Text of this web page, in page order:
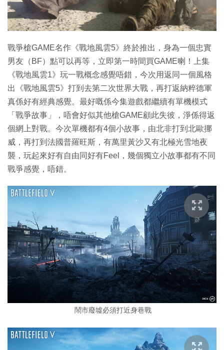
戰爭槍GAME名作《戰地風雲5》終於推出，身為一個忠實
男友（BF）點可以再等，立即第一時間買GAME喇！上集
《戰地風雲1》玩一戰概念感覺唔錯，今次用返同一個風格
出《戰地風雲5》打到去第二次世界大戰，再打返納粹德軍
真係好有經典感覺。最好嘅係今集遊戲都繼續有單機模式
「戰爭故事」，唔會好似其他槍GAME顧此失彼，淨係得返
個網上對戰。今次單機都有4個小故事，由北非打到北歐挪
威，再打到法國普羅旺斯，有萬里黃沙又有北極光雪地夜
襲，玩起來好有自由同好有Feel，幾個獨立小故事都有不同
戰爭感覺，唔錯。
鬧市廢墟必須打近身巷戰